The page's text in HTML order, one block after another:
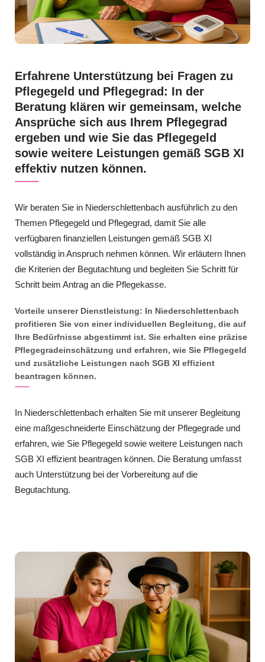
Erfahrene Unterstützung bei Fragen zu
Pflegegeld und Pflegegrad: In der
Beratung klären wir gemeinsam, welche
Ansprüche sich aus Ihrem Pflegegrad
ergeben und wie Sie das Pflegegeld
sowie weitere Leistungen gemäß SGB XI
effektiv nutzen können.
Wir beraten Sie in Niederschlettenbach ausführlich zu den
Themen Pflegegeld und Pflegegrad, damit Sie alle
verfügbaren finanziellen Leistungen gemäß SGB XI
vollständig in Anspruch nehmen können. Wir erläutern Ihnen
die Kriterien der Begutachtung und begleiten Sie Schritt für
Schritt beim Antrag an die Pflegekasse.
Vorteile unserer Dienstleistung: In Niederschlettenbach
profitieren Sie von einer individuellen Begleitung, die auf
Ihre Bedürfnisse abgestimmt ist. Sie erhalten eine präzise
Pflegegradeinschätzung und erfahren, wie Sie Pflegegeld
und zusätzliche Leistungen nach SGB XI effizient
beantragen können.
In Niederschlettenbach erhalten Sie mit unserer Begleitung
eine maßgeschneiderte Einschätzung der Pflegegrade und
erfahren, wie Sie Pflegegeld sowie weitere Leistungen nach
SGB XI effizient beantragen können. Die Beratung umfasst
auch Unterstützung bei der Vorbereitung auf die
Begutachtung.